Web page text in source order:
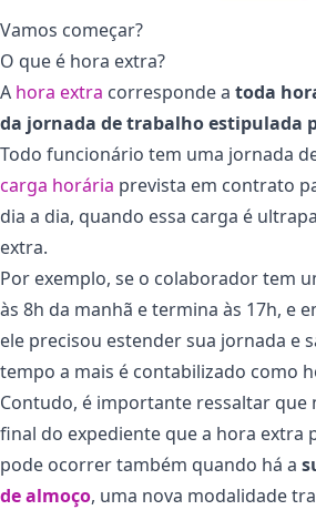
Vamos começar?
O que é hora extra?
A hora extra corresponde a toda
da jornada de trabalho estipulada
Todo funcionário tem uma jornada
carga horária prevista em contrato
dia a dia, quando essa carga é
extra.
Por exemplo, se o colaborador tem
às 8h da manhã e termina às 17h, e
ele precisou estender sua jornada e
tempo a mais é contabilizado como
Contudo, é importante ressaltar que
final do expediente que a hora extra
pode ocorrer também quando há a
de almoço, uma nova modalidade